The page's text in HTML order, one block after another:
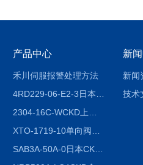
产品中心
禾川伺服报警处理方法
SAB3A-50A-0日本CKD全国授权代理
新
新闻
技术